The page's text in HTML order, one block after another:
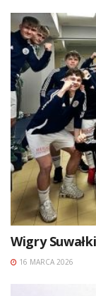
Wigry
16 MARCA 2026